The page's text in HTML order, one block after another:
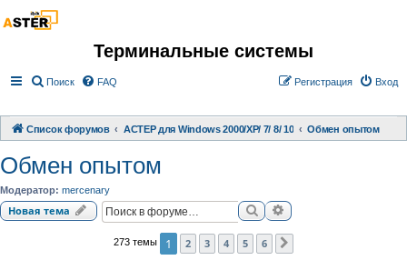
Терминальные системы
Поиск FAQ Вход
Регистрация
Список форумов АСТЕР для Windows 2000/XP/ 7/ 8/ 10 Обмен опытом
Обмен опытом
Модератор: mercenary
Новая тема ПоискРасширенный поиск
273 темы 1 2 3 4 5 6